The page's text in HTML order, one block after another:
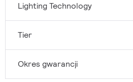
Lighting Technology
Tier
Okres gwarancji